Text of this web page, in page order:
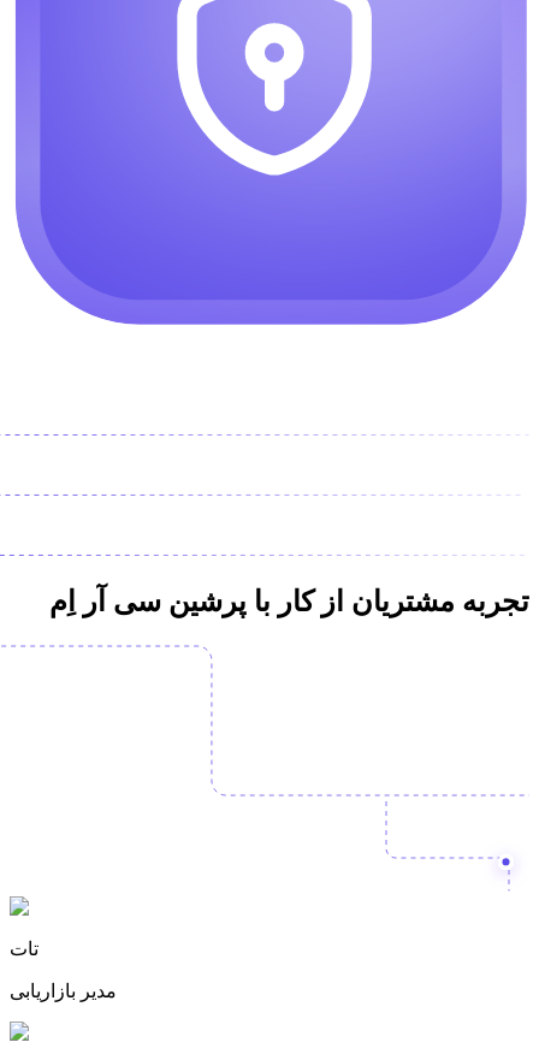
تجربه مشتریان از کار با پرشین سی آر اِم
تات
مدیر بازاریابی